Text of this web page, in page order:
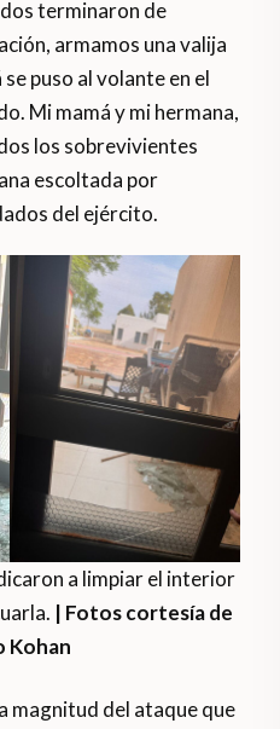
terminaron de
armamos una valija
puso al volante en el
Mi mamá y mi hermana,
los sobrevivientes
escoltada por
del ejército.
a limpiar el interior
| Fotos cortesía de
Kohan
magnitud del ataque que